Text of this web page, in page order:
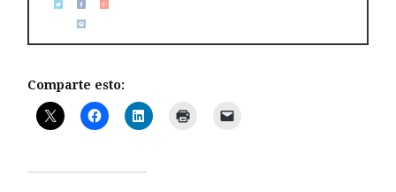
Comparte esto: